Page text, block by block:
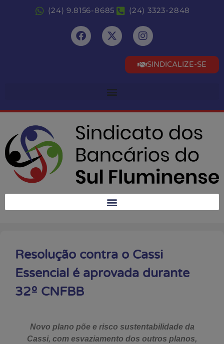
(24) 9.8156-8685 (24) 3323-2848
SINDICALIZE-SE
Resolução contra o Cassi
Essencial é aprovada durante
32º CNFBB
Novo plano põe e risco sustentabilidade da
Cassi, com esvaziamento dos outros planos,